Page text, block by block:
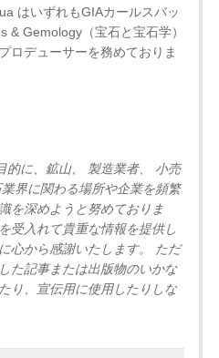
はいずれもGIAカールスバッ
& Gemology（宝石と宝石学）
ロデューサーを務めておりま
的に、鉱山、 製造業者、 小売
界に関わる場所や企業を頻繁
を深めようと努めておりま
受入れて貴重な情報を提供し
心から感謝いたします。 ただ
た記事または出版物のいかな
り、宣伝用に使用したりしな